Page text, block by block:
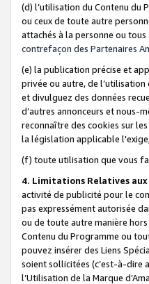
(d) l’utilisation du Contenu du
ou ceux de toute autre
attachés à la personne ou
contrefaçon des Partenaires
(e) la publication précise et
privée ou autre, de
et divulguez des données
d’autres annonceurs et nous-
reconnaître des cookies sur
la législation applicable
(f) toute utilisation que vous
4. Limitations Relatives
activité de publicité pour le
pas expressément autorisée
ou de toute autre manière
Contenu du Programme ou
pouvez insérer des Liens
soient sollicitées (c’est-à-dire
l’Utilisation de la Marque